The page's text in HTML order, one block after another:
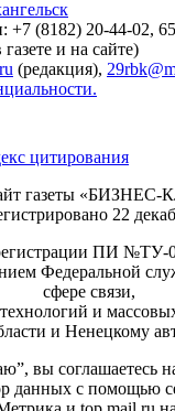
+7 (8182) 20-44-02,
и на сайте)
(редакция),
газеты «БИЗНЕС-
22
ПИ №ТУ-
Федеральной
сфере связи,
и
и Ненецкому
вы соглашаетесь
данных с помощью